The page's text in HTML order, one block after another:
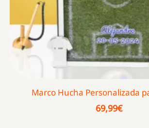
Marco Hucha Personalizada
69,99€